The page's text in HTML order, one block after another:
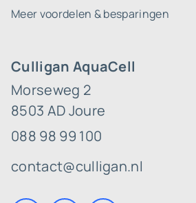
Culligan AquaCell
Morseweg 2
8503 AD Joure
088 98 99 100
contact@culligan.nl
Meer voordelen & besparingen